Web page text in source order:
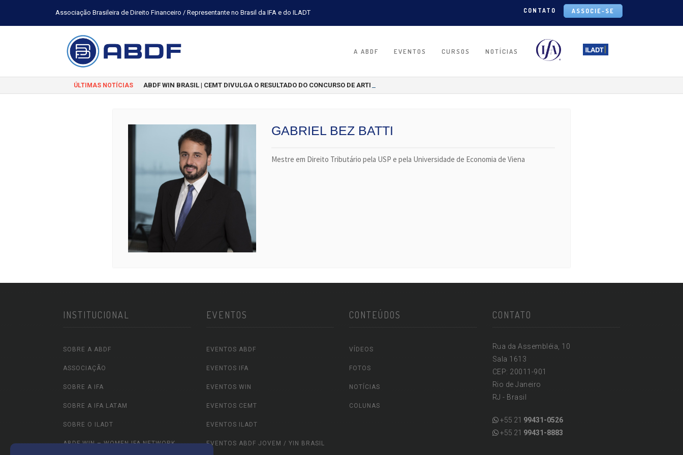
Associação Brasileira de Direito Financeiro / Representante no Brasil da IFA e do ILADT CONTATO ASSOCIE-SE
A ABDF EVENTOS CURSOS NOTÍCIAS
ÚLTIMAS NOTÍCIAS ABDF WIN BRASIL | CEMT DIVULGA O RESULTADO DO CONCURSO DE ARTIGOS CIENTÍFICOS 2026
GABRIEL BEZ BATTI
Mestre em Direito Tributário pela USP e pela Universidade de Economia de Viena
INSTITUCIONAL
SOBRE A ABDF
ASSOCIAÇÃO
SOBRE A IFA
SOBRE A IFA LATAM
SOBRE O ILADT
ABDF WIN – WOMEN IFA NETWORK
EVENTOS
EVENTOS ABDF
EVENTOS IFA
EVENTOS WIN
EVENTOS CEMT
EVENTOS ILADT
EVENTOS ABDF JOVEM / YIN BRASIL
CONTEÚDOS
VÍDEOS
FOTOS
NOTÍCIAS
COLUNAS
CONTATO
Rua da Assembléia, 10
Sala 1613
CEP: 20011-901
Rio de Janeiro
RJ - Brasil
+55 21 99431-0526
+55 21 99431-8883